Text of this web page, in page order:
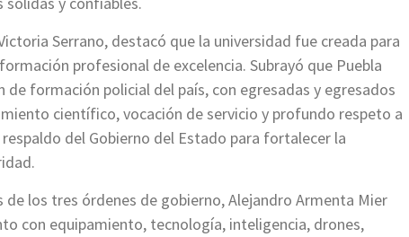
Serrano, destacó que la universidad fue creada para
profesional de excelencia. Subrayó que Puebla
formación policial del país, con egresadas y egresados
científico, vocación de servicio y profundo respeto a
del Gobierno del Estado para fortalecer la
los tres órdenes de gobierno, Alejandro Armenta Mier
con equipamiento, tecnología, inteligencia, drones,